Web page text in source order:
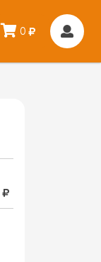
0